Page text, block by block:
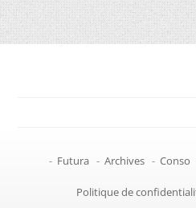
- Futura - Archives - Conso
Politique de